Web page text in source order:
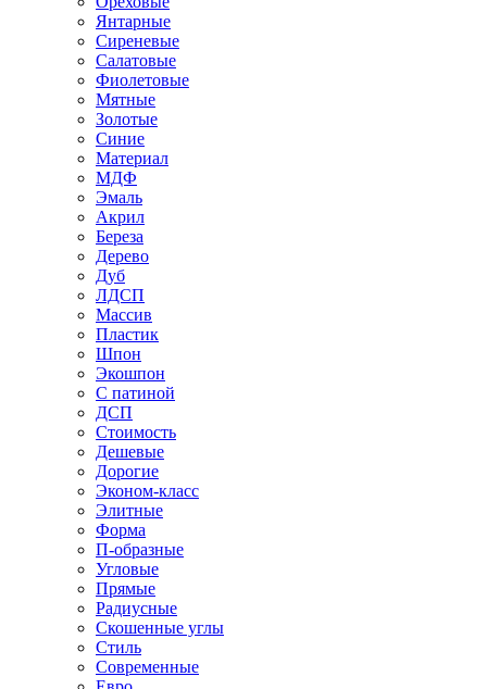
Янтарные
Сиреневые
Салатовые
Фиолетовые
Мятные
Золотые
Синие
Материал
МДФ
Эмаль
Акрил
Береза
Дерево
Дуб
ЛДСП
Массив
Пластик
Шпон
Экошпон
С патиной
ДСП
Стоимость
Дешевые
Дорогие
Эконом-класс
Элитные
Форма
П-образные
Угловые
Прямые
Радиусные
Скошенные углы
Стиль
Современные